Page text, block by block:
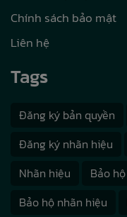
Chính sách bảo mật
Liên hệ
Tags
Đăng ký bản quyền
Đăng ký nhãn hiệu
Nhãn hiệu
Bảo
Bảo hộ nhãn hiệu